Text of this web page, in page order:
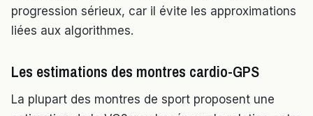
progression sérieux, car il évite les approximations
liées aux algorithmes.
Les estimations des montres cardio-GPS
La plupart des montres de sport proposent une